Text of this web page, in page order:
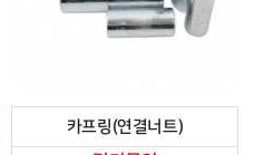
카프링(연결너트)